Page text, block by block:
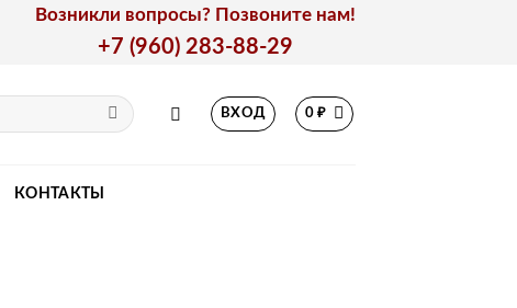
Возникли вопросы? Позвоните нам!
+7 (960) 283-88-29
ВХОД 0₽
КОНТАКТЫ